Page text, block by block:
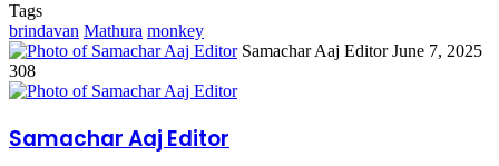
Tags
brindavan Mathura monkey
Samachar Aaj Editor Send
June 7, 2025
308
Samachar Aaj Editor